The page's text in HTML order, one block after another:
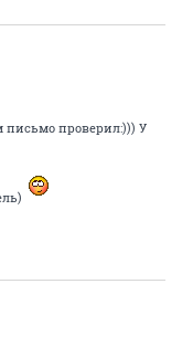
письмо проверил:))) У